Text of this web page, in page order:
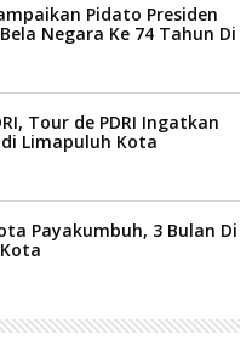
Pidato Presiden
Negara Ke 74 Tahun Di
Tour de PDRI Ingatkan
di Limapuluh Kota
Payakumbuh, 3 Bulan Di